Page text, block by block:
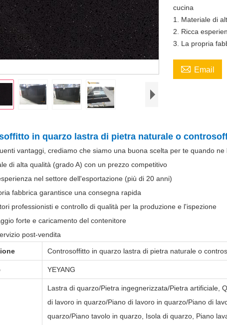
cucina
1. Materiale di
2. Ricca
3. La propria
 Email
in quarzo lastra di pietra naturale o
vantaggi, crediamo che siamo una buona scelta per te quando ne
di alta qualità (grado A) con un prezzo competitivo
nel settore dell'esportazione (più di 20 anni)
fabbrica garantisce una consegna rapida
professionisti e controllo di qualità per la produzione e l'ispezione
forte e caricamento del contenitore
post-vendita
Controsoffitto in quarzo lastra di pietra naturale o
YEYANG
Lastra di quarzo/Pietra ingegnerizzata/Pietra artificiale,
di lavoro in quarzo/Piano di lavoro in quarzo/Piano di
quarzo/Piano tavolo in quarzo, Isola di quarzo, Piano